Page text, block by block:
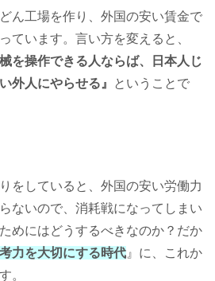
ん工場を作り、外国の安い賃金で
ています。言い方を変えると、
を操作できる人ならば、日本人じ
外人にやらせる』
ということで
をしていると、外国の安い労働力
ないので、消耗戦になってしまい
めにはどうするべきなのか？だか
力を大切にする時代 』に、これか
。